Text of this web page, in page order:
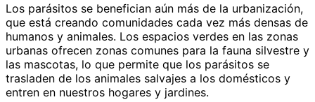
Los parásitos se benefician aún más de la urbanización,
que está creando comunidades cada vez más densas de
humanos y animales. Los espacios verdes en las zonas
urbanas ofrecen zonas comunes para la fauna silvestre y
las mascotas, lo que permite que los parásitos se
trasladen de los animales salvajes a los domésticos y
entren en nuestros hogares y jardines.